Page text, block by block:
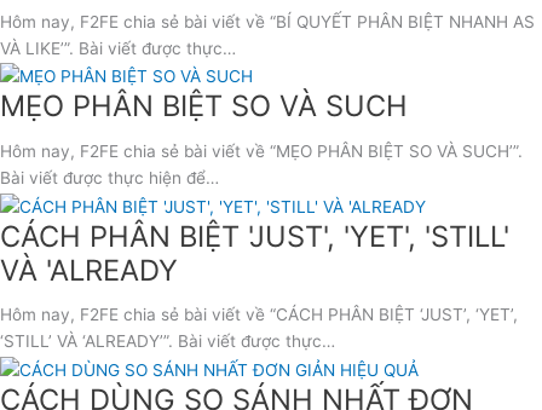
Hôm nay, F2FE chia sẻ bài viết về “BÍ QUYẾT PHÂN BIỆT NHANH AS
VÀ LIKE’”. Bài viết được thực…
MẸO PHÂN BIỆT SO VÀ SUCH
Hôm nay, F2FE chia sẻ bài viết về “MẸO PHÂN BIỆT SO VÀ SUCH’”.
Bài viết được thực hiện để…
CÁCH PHÂN BIỆT 'JUST', 'YET', 'STILL'
VÀ 'ALREADY
Hôm nay, F2FE chia sẻ bài viết về “CÁCH PHÂN BIỆT ‘JUST’, ‘YET’,
‘STILL’ VÀ ‘ALREADY’”. Bài viết được thực…
CÁCH DÙNG SO SÁNH NHẤT ĐƠN